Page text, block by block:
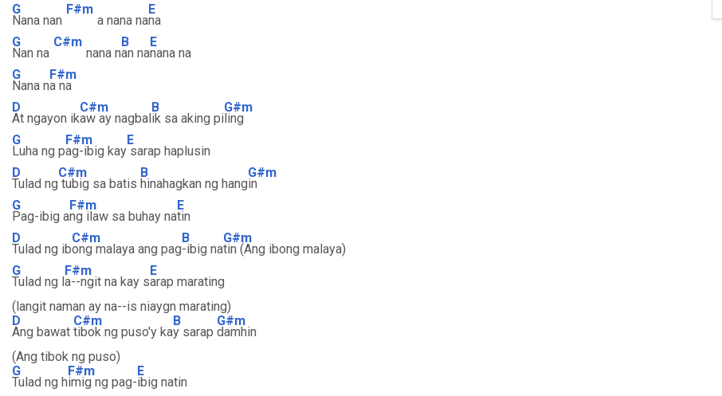
G
Nana nan
F#m
a nana na
E
na
G
Nan na
C#m
nana n
B
an na
E
nana na
G
Nana n
F#m
a na
D
At ngayon ik
C#m
aw ay nagbal
B
ik sa aking pi
G#m
ling
G
Luha ng p
F#m
ag-ibig kay
E
sarap haplusin
D
Tulad ng
C#m
tubig sa batis
B
hinahagkan ng hang
G#m
in
G
Pag-ibig a
F#m
ng ilaw sa buhay na
E
tin
D
Tulad ng ib
C#m
ong malaya ang pag
B
-ibig na
G#m
tin (Ang ibong malaya)
G
Tulad ng l
F#m
a--ngit na kay s
E
arap marating
(langit naman ay na--is niaygn marating)
D
Ang bawat
C#m
tibok ng puso'y ka
B
y sarap
G#m
damhin
(Ang tibok ng puso)
G
Tulad ng h
F#m
imig ng pag-
E
ibig natin